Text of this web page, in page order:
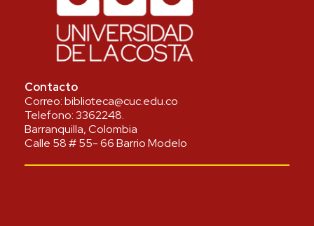
Contacto
Correo:biblioteca@cuc.edu.co
Telefono:3362248.
Barranquilla, Colombia
Calle 58 # 55- 66 Barrio Modelo